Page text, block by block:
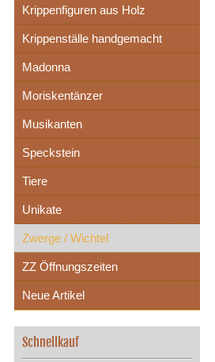
Krippenfiguren aus Holz
Krippenställe handgemacht
Madonna
Moriskentänzer
Musikanten
Speckstein
Tiere
Unikate
Zwerge / Wichtel
ZZ Öffnungszeiten
Neue Artikel
Schnellkauf